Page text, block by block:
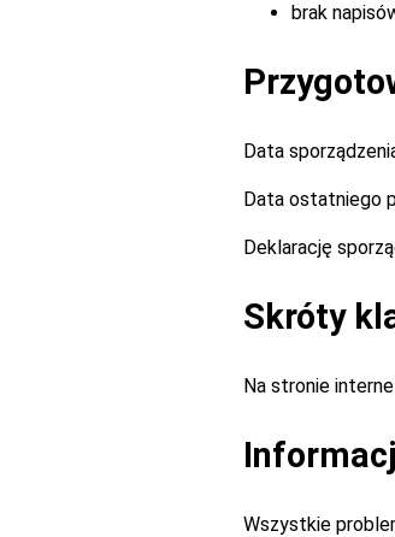
brak
Data
Data ostatniego
Deklarację
Skróty
Na stronie
Wszystkie